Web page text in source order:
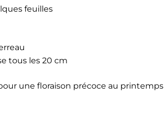
feuilles
tous les 20 cm
une flo­rai­son pré­coce au print­emps